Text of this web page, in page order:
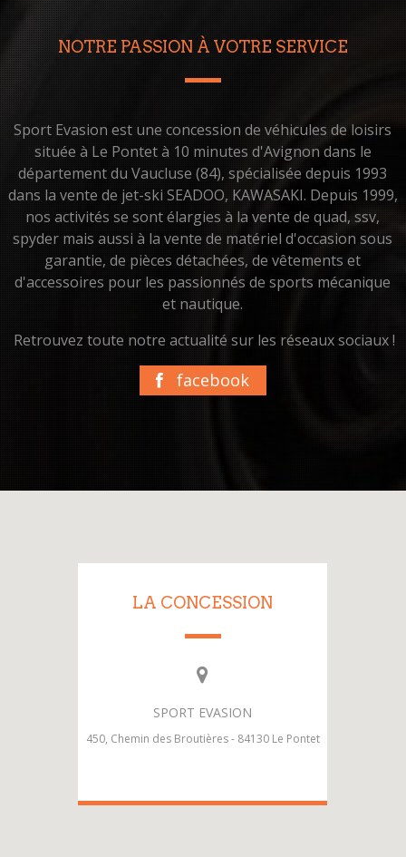
NOTRE PASSION À VOTRE SERVICE
Sport Evasion est une concession de véhicules de loisirs
située à Le Pontet à 10 minutes d'Avignon dans le
département du Vaucluse (84), spécialisée depuis 1993
dans la vente de jet-ski SEADOO, KAWASAKI. Depuis 1999,
nos activités se sont élargies à la vente de quad, ssv,
spyder mais aussi à la vente de matériel d'occasion sous
garantie, de pièces détachées, de vêtements et
d'accessoires pour les passionnés de sports mécanique
et nautique.
Retrouvez toute notre actualité sur les réseaux sociaux !
facebook
LA CONCESSION
SPORT EVASION
450, Chemin des Broutières - 84130 Le Pontet